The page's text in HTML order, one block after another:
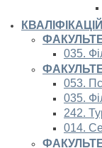
035.
053.
035.
242.
014.